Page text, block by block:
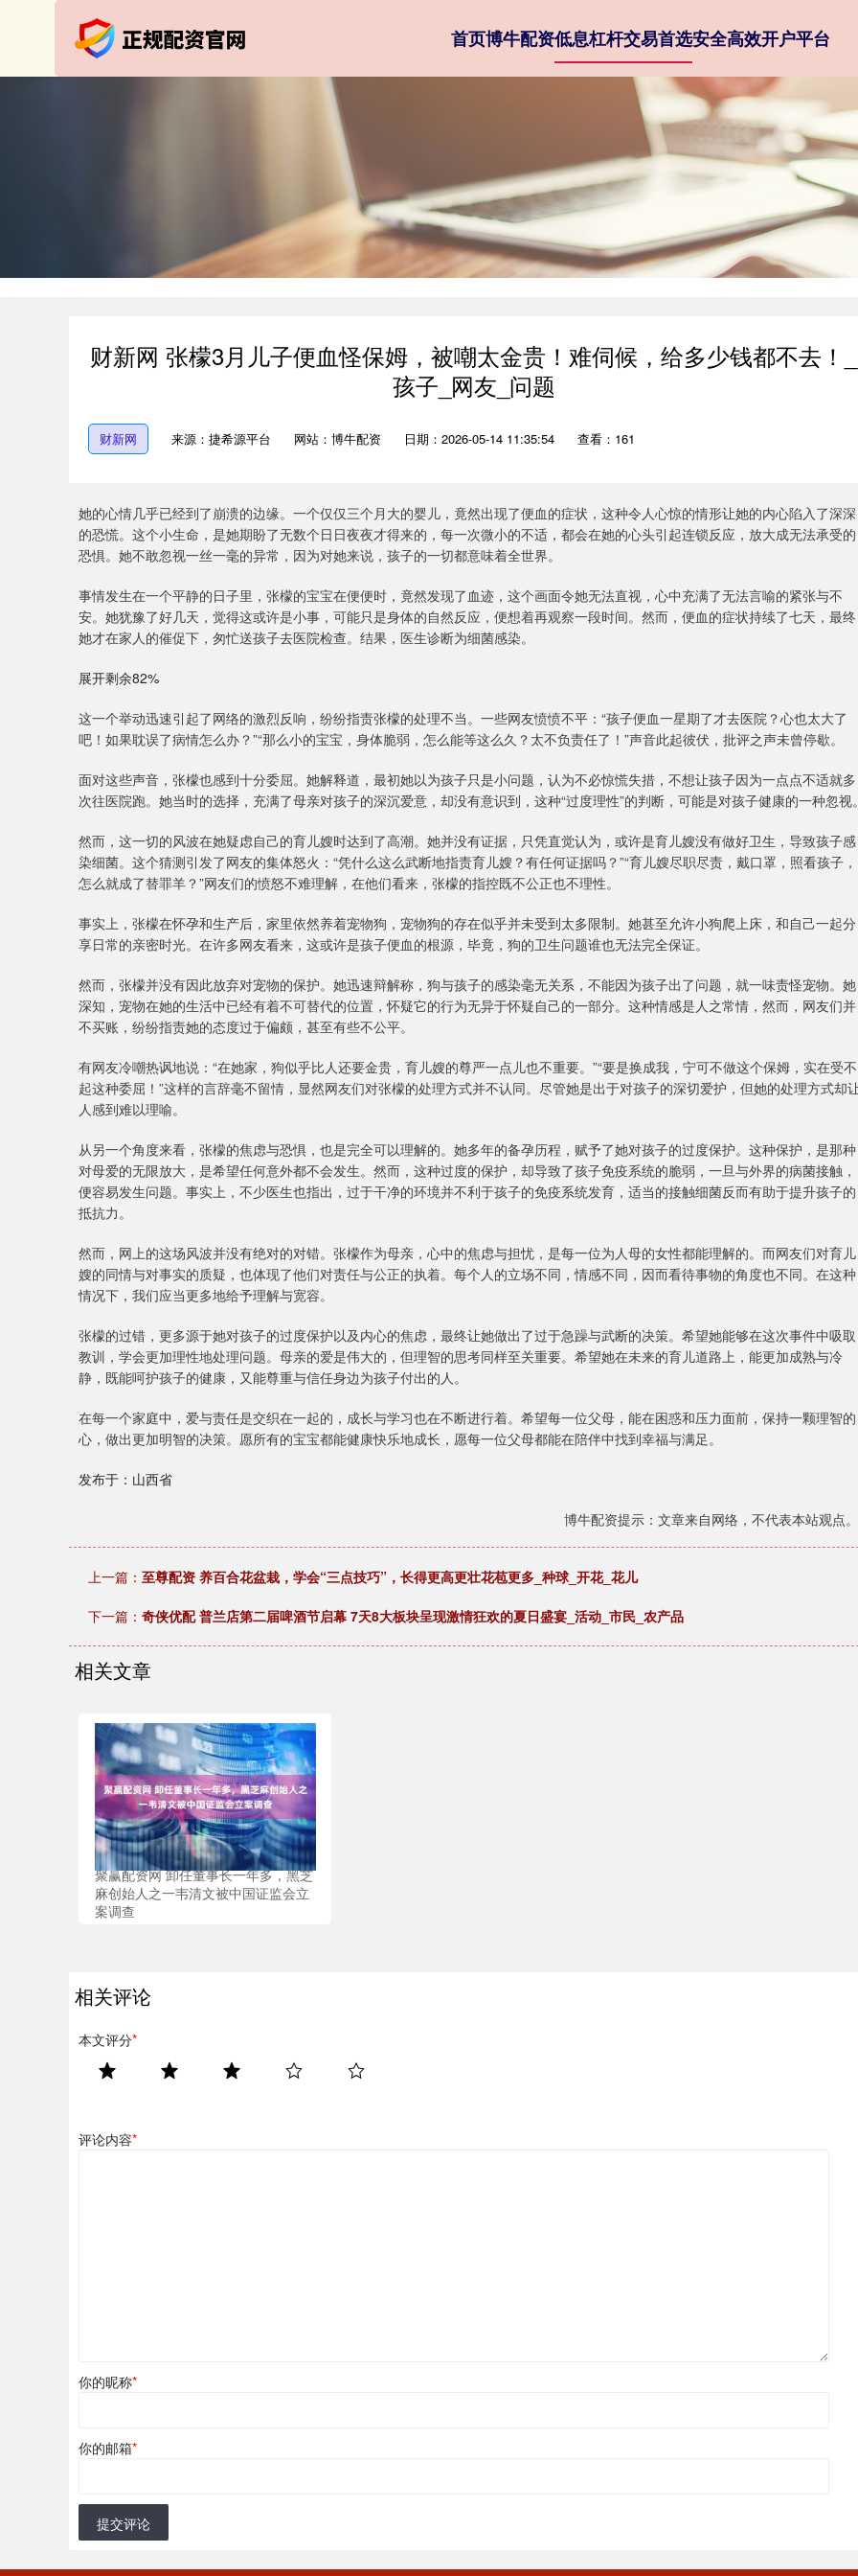
首页博牛配资低息杠杆交易首选安全高效开户平台
财新网 张檬3月儿子便血怪保姆，被嘲太金贵！难伺候，给多少钱都不去！_
孩子_网友_问题
财新网 来源：捷希源平台 网站：博牛配资 日期：2026-05-14 11:35:54 查看：161
她的心情几乎已经到了崩溃的边缘。一个仅仅三个月大的婴儿，竟然出现了便血的症状，这种令人心惊的情形让她的内心陷入了深深
的恐慌。这个小生命，是她期盼了无数个日日夜夜才得来的，每一次微小的不适，都会在她的心头引起连锁反应，放大成无法承受的
恐惧。她不敢忽视一丝一毫的异常，因为对她来说，孩子的一切都意味着全世界。
事情发生在一个平静的日子里，张檬的宝宝在便便时，竟然发现了血迹，这个画面令她无法直视，心中充满了无法言喻的紧张与不
安。她犹豫了好几天，觉得这或许是小事，可能只是身体的自然反应，便想着再观察一段时间。然而，便血的症状持续了七天，最终
她才在家人的催促下，匆忙送孩子去医院检查。结果，医生诊断为细菌感染。
展开剩余82%
这一个举动迅速引起了网络的激烈反响，纷纷指责张檬的处理不当。一些网友愤愤不平：“孩子便血一星期了才去医院？心也太大了
吧！如果耽误了病情怎么办？”“那么小的宝宝，身体脆弱，怎么能等这么久？太不负责任了！”声音此起彼伏，批评之声未曾停歇。
面对这些声音，张檬也感到十分委屈。她解释道，最初她以为孩子只是小问题，认为不必惊慌失措，不想让孩子因为一点点不适就多
次往医院跑。她当时的选择，充满了母亲对孩子的深沉爱意，却没有意识到，这种“过度理性”的判断，可能是对孩子健康的一种忽视
然而，这一切的风波在她疑虑自己的育儿嫂时达到了高潮。她并没有证据，只凭直觉认为，或许是育儿嫂没有做好卫生，导致孩子感
染细菌。这个猜测引发了网友的集体怒火：“凭什么这么武断地指责育儿嫂？有任何证据吗？”“育儿嫂尽职尽责，戴口罩，照看孩子，
怎么就成了替罪羊？”网友们的愤怒不难理解，在他们看来，张檬的指控既不公正也不理性。
事实上，张檬在怀孕和生产后，家里依然养着宠物狗，宠物狗的存在似乎并未受到太多限制。她甚至允许小狗爬上床，和自己一起分
享日常的亲密时光。在许多网友看来，这或许是孩子便血的根源，毕竟，狗的卫生问题谁也无法完全保证。
然而，张檬并没有因此放弃对宠物的保护。她迅速辩解称，狗与孩子的感染毫无关系，不能因为孩子出了问题，就一味责怪宠物。她
深知，宠物在她的生活中已经有着不可替代的位置，怀疑它的行为无异于怀疑自己的一部分。这种情感是人之常情，然而，网友们并
不买账，纷纷指责她的态度过于偏颇，甚至有些不公平。
有网友冷嘲热讽地说：“在她家，狗似乎比人还要金贵，育儿嫂的尊严一点儿也不重要。”“要是换成我，宁可不做这个保姆，实在受不
起这种委屈！”这样的言辞毫不留情，显然网友们对张檬的处理方式并不认同。尽管她是出于对孩子的深切爱护，但她的处理方式却
人感到难以理喻。
从另一个角度来看，张檬的焦虑与恐惧，也是完全可以理解的。她多年的备孕历程，赋予了她对孩子的过度保护。这种保护，是那种
对母爱的无限放大，是希望任何意外都不会发生。然而，这种过度的保护，却导致了孩子免疫系统的脆弱，一旦与外界的病菌接触，
便容易发生问题。事实上，不少医生也指出，过于干净的环境并不利于孩子的免疫系统发育，适当的接触细菌反而有助于提升孩子的
抵抗力。
然而，网上的这场风波并没有绝对的对错。张檬作为母亲，心中的焦虑与担忧，是每一位为人母的女性都能理解的。而网友们对育儿
嫂的同情与对事实的质疑，也体现了他们对责任与公正的执着。每个人的立场不同，情感不同，因而看待事物的角度也不同。在这种
情况下，我们应当更多地给予理解与宽容。
张檬的过错，更多源于她对孩子的过度保护以及内心的焦虑，最终让她做出了过于急躁与武断的决策。希望她能够在这次事件中吸取
教训，学会更加理性地处理问题。母亲的爱是伟大的，但理智的思考同样至关重要。希望她在未来的育儿道路上，能更加成熟与冷
静，既能呵护孩子的健康，又能尊重与信任身边为孩子付出的人。
在每一个家庭中，爱与责任是交织在一起的，成长与学习也在不断进行着。希望每一位父母，能在困惑和压力面前，保持一颗理智的
心，做出更加明智的决策。愿所有的宝宝都能健康快乐地成长，愿每一位父母都能在陪伴中找到幸福与满足。
发布于：山西省
博牛配资提示：文章来自网络，不代表本站观点。
上一篇： 至尊配资 养百合花盆栽，学会“三点技巧”，长得更高更壮花苞更多_种球_开花_花儿
下一篇： 奇侠优配 普兰店第二届啤酒节启幕 7天8大板块呈现激情狂欢的夏日盛宴_活动_市民_农产品
相关文章
聚赢配资网 卸任董事长一年多，黑芝
麻创始人之一韦清文被中国证监会立
案调查
相关评论
本文评分*
评论内容*
你的昵称*
你的邮箱*
提交评论